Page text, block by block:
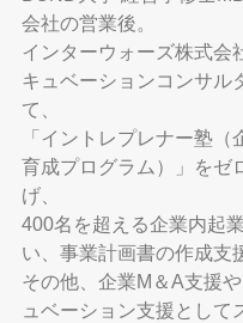
会社の営業後。
インターウォーズ株式会
キュベーションコンサル
て、
「イントレプレナー塾（
育成プログラム）」をゼ
げ、
400名を超える企業内起
い、事業計画書の作成支
その他、企業M＆A支援
ュベーション支援として